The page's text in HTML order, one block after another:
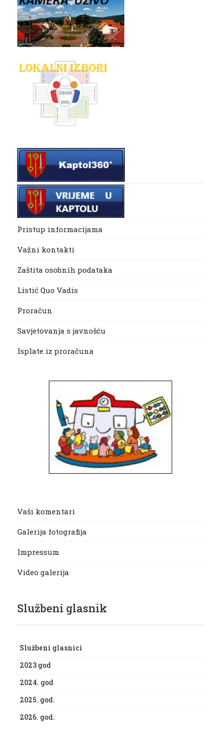
Pristup informacijama
Važni kontakti
Zaštita osobnih podataka
Listić Quo Vadis
Proračun
Savjetovanja s javnošću
Isplate iz proračuna
Vaši komentari
Galerija fotografija
Impressum
Video galerija
Službeni glasnik
Službeni glasnici
2023 god
2024. god
2025. god.
2026. god.